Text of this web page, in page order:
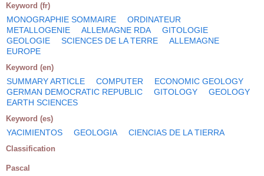
Keyword (fr)
MONOGRAPHIE SOMMAIRE
ORDINATEUR
METALLOGENIE
ALLEMAGNE RDA
GITOLOGIE
GEOLOGIE
SCIENCES DE LA TERRE
ALLEMAGNE
EUROPE
Keyword (en)
SUMMARY ARTICLE COMPUTER
ECONOMIC GEOLOGY
GERMAN DEMOCRATIC REPUBLIC
GITOLOGY
GEOLOGY
EARTH SCIENCES
Keyword (es)
YACIMIENTOS GEOLOGIA CIENCIAS DE LA TIERRA
Classification
Pascal